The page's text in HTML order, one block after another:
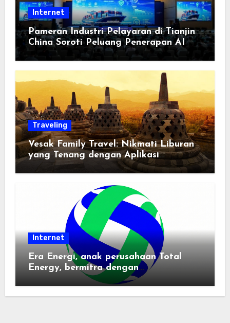
Internet
Pameran Industri Pelayaran di Tianjin
China Soroti Peluang Penerapan AI
Traveling
Vesak Family Travel: Nikmati Liburan
yang Tenang dengan Aplikasi
Pemindai PDF
Internet
Era Energi, anak perusahaan Total
Energy, bermitra dengan
Zhuochuangtong untuk mempercepat
transisi energi Indonesia — raksasa